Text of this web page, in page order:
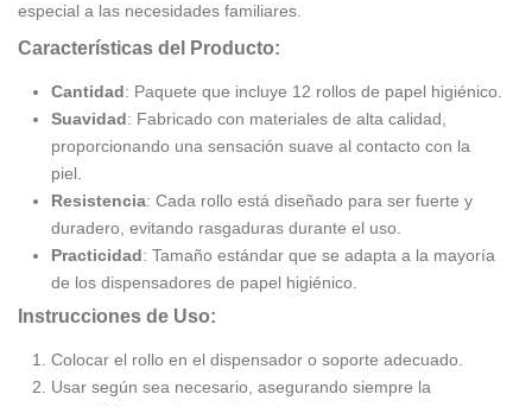
especial a las necesidades familiares.
Características del Producto:
Cantidad: Paquete que incluye 12 rollos de papel higiénico.
Suavidad: Fabricado con materiales de alta calidad,
proporcionando una sensación suave al contacto con la
piel.
Resistencia: Cada rollo está diseñado para ser fuerte y
duradero, evitando rasgaduras durante el uso.
Practicidad: Tamaño estándar que se adapta a la mayoría
de los dispensadores de papel higiénico.
Instrucciones de Uso:
Colocar el rollo en el dispensador o soporte adecuado.
Usar según sea necesario, asegurando siempre la